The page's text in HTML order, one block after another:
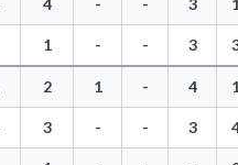
4 - - 3
1 - - 3
2 1 - 4
3 - - 3